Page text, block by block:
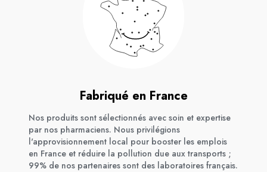
Fabriqué en France
Nos produits sont sélectionnés avec soin et expertise
par nos pharmaciens. Nous privilégions
l'approvisionnement local pour booster les emplois
en France et réduire la pollution due aux transports ;
99% de nos partenaires sont des laboratoires français.